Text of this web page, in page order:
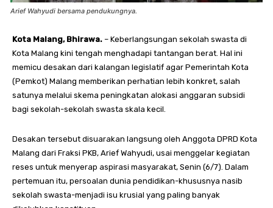
Arief Wahyudi bersama pendukungnya.
Kota Malang, Bhirawa. – Keberlangsungan sekolah swasta di
Kota Malang kini tengah menghadapi tantangan berat. Hal ini
memicu desakan dari kalangan legislatif agar Pemerintah Kota
(Pemkot) Malang memberikan perhatian lebih konkret, salah
satunya melalui skema peningkatan alokasi anggaran subsidi
bagi sekolah-sekolah swasta skala kecil.
Desakan tersebut disuarakan langsung oleh Anggota DPRD Kota
Malang dari Fraksi PKB, Arief Wahyudi, usai menggelar kegiatan
reses untuk menyerap aspirasi masyarakat, Senin (6/7). Dalam
pertemuan itu, persoalan dunia pendidikan-khususnya nasib
sekolah swasta-menjadi isu krusial yang paling banyak